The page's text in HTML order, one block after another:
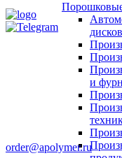
дисков
и
order@apolymer.ru